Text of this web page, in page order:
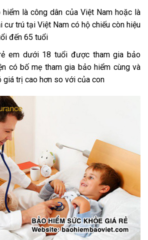
là công dân của Việt Nam hoặc là
cư trú tại Việt Nam có hộ chiếu còn hiệu
đến 65 tuổi
em dưới 18 tuổi được tham gia bảo
có bố mẹ tham gia bảo hiểm cùng và
giá trị cao hơn so với của con